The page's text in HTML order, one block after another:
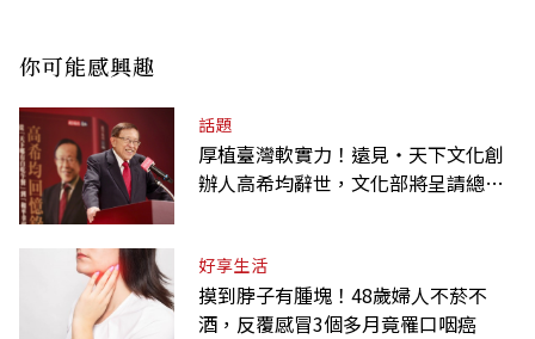
你可能感興趣
話題
厚植臺灣軟實力！遠見‧天下文化創
辦人高希均辭世，文化部將呈請總統
好享生活
摸到脖子有腫塊！48歲婦人不菸不
酒，反覆感冒3個多月竟罹口咽癌